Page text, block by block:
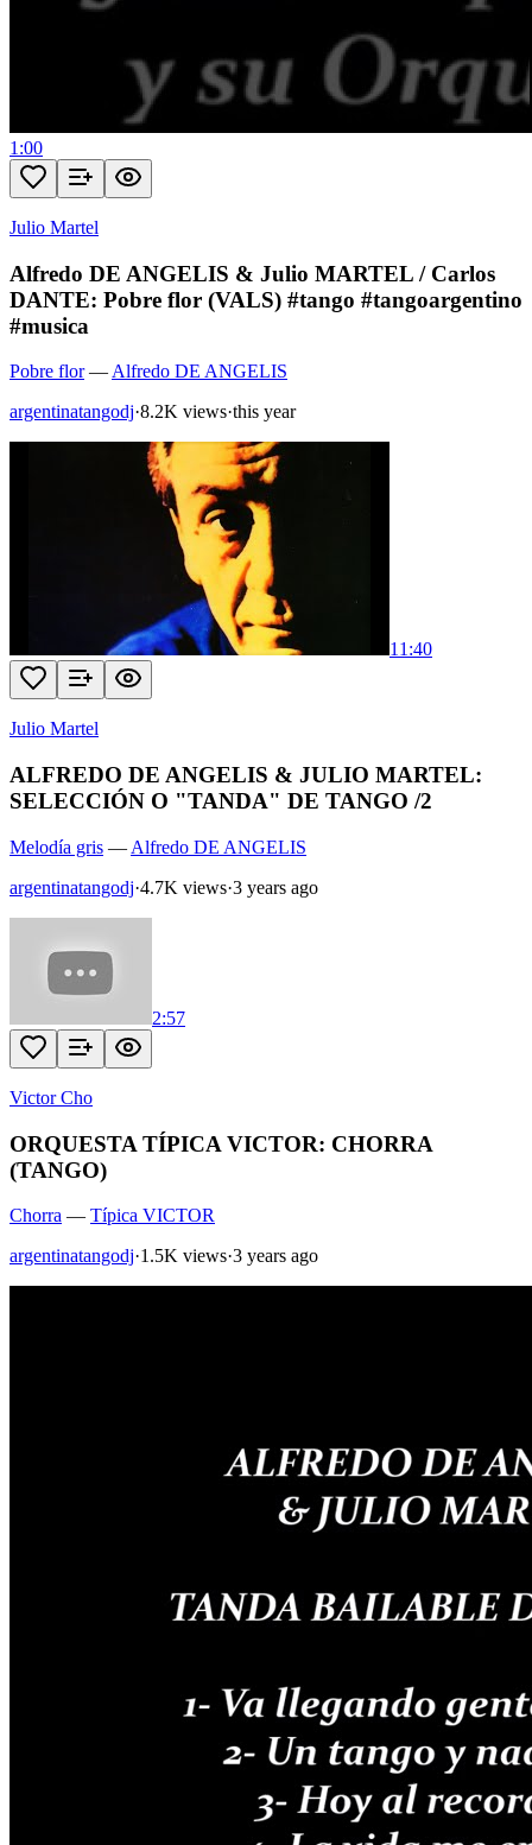
1:00
Julio Martel
Alfredo DE ANGELIS & Julio MARTEL / Carlos
DANTE: Pobre flor (VALS) #tango #tangoargentino
#musica
Pobre flor—Alfredo DE ANGELIS
argentinatangodj·8.2K views·this year
11:40
Julio Martel
ALFREDO DE ANGELIS & JULIO MARTEL:
SELECCIÓN O "TANDA" DE TANGO /2
Melodía gris — Alfredo DE ANGELIS
argentinatangodj·4.7K views·3 years ago
2:57
Victor Cho
ORQUESTA TÍPICA VICTOR: CHORRA
(TANGO)
Chorra — Típica VICTOR
argentinatangodj·1.5K views·3 years ago